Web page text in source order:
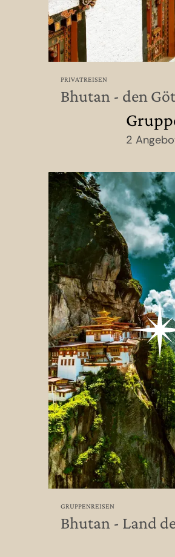
PRIVATREISEN
Bhutan - den
2
GRUPPENREISEN
Bhutan - Land